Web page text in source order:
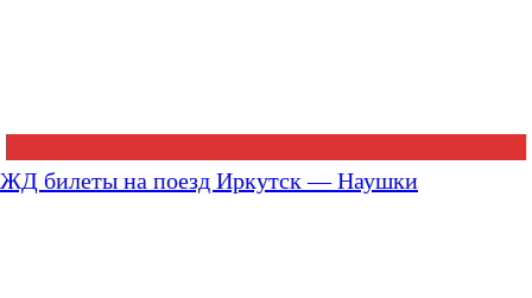
ЖД билеты на поезд Иркутск — Наушки